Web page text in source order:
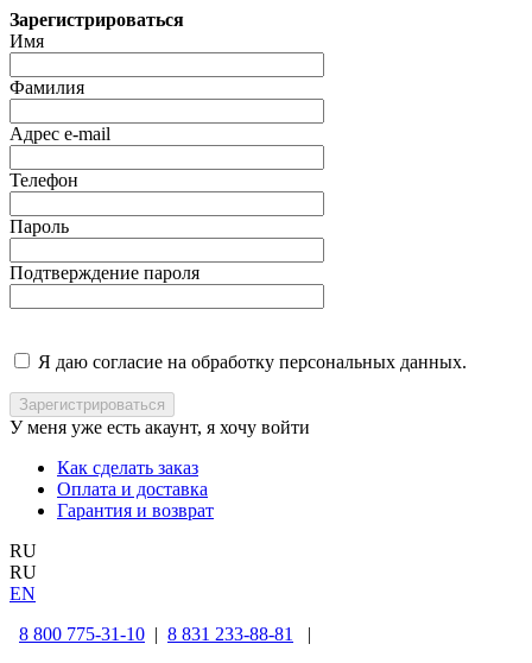
Зарегистрироваться
Имя
Фамилия
Адрес e-mail
Телефон
Пароль
Подтверждение пароля
Я даю согласие на обработку персональных данных.
У меня уже есть акаунт, я хочу войти
Как сделать заказ
Оплата и доставка
Гарантия и возврат
RU
RU
EN
8 800 775-31-10 | 8 831 233-88-81
|